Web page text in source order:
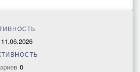
11.06.2026
0